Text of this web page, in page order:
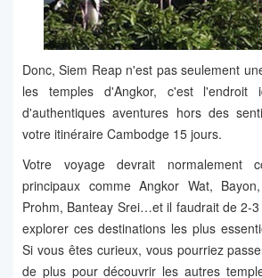
Donc, Siem Reap n'est pas seulement
les temples d'Angkor, c'est l'endroit
d'authentiques aventures hors des
votre itinéraire Cambodge 15 jours.
Votre voyage devrait normalement
principaux comme Angkor Wat,
Prohm, Banteay Srei…et il faudrait de 2-
explorer ces destinations les plus
Si vous êtes curieux, vous pourriez
de plus pour découvrir les autres